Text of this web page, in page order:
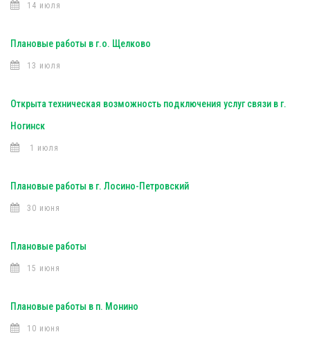
14 июля
Плановые работы в г.о. Щелково
13 июля
Открыта техническая возможность подключения услуг связи в г.
Ногинск
1 июля
Плановые работы в г. Лосино-Петровский
30 июня
Плановые работы
15 июня
Плановые работы в п. Монино
10 июня